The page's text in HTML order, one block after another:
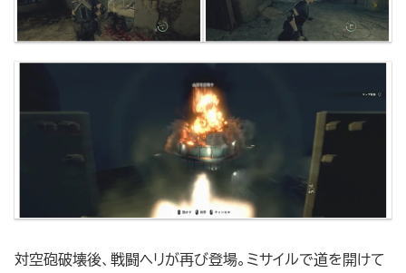
対空砲破壊後、戦闘ヘリが再び登場。ミサイルで道を開けて